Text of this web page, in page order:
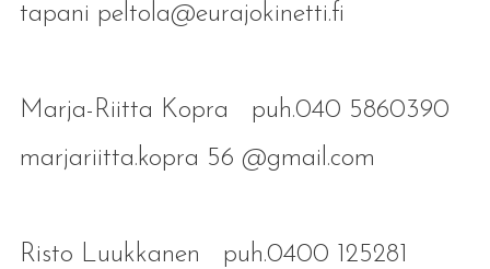
tapani peltola@eurajokinetti.fi
Marja-Riitta Kopra puh.040 5860390
marjariitta.kopra 56 @gmail.com
Risto Luukkanen puh.0400 125281